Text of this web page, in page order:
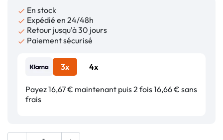
 En stock
 Expédié en 24/48h
 Retour jusqu'à 30 jours
 Paiement sécurisé
3x 4x
Payez 16,67 € maintenant puis 2 fois 16,66 € sans
frais